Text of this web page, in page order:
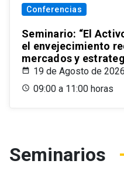
Conferencias
Seminario: “El
el envejecimiento
mercados y
19 de Agosto de 2026
09:00 a 11:00 horas
Seminarios